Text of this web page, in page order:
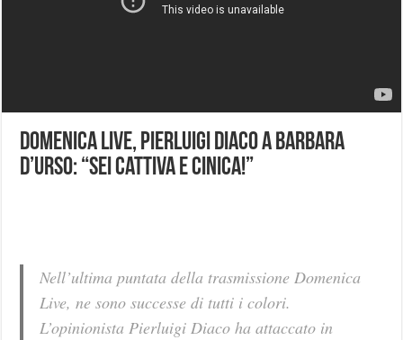
Domenica Live, Pierluigi Diaco a Barbara
D’Urso: “sei cattiva e cinica!”
Nell’ultima puntata della trasmissione Domenica
Live, ne sono successe di tutti i colori.
L’opinionista Pierluigi Diaco ha attaccato in